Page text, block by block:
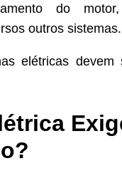
do motor,
outros sistemas.
elétricas devem